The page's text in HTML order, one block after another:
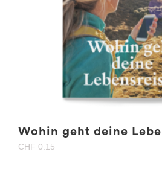
Wohin geht deine
CHF 0.15